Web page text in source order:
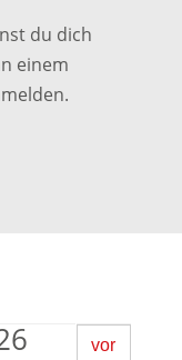
du dich
einem
vor